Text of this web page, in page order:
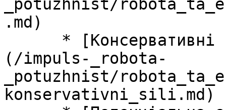
_potuzhnist/
.md)
(/impuls-_robota-
_potuzhnist/
konservativni_sili.md)